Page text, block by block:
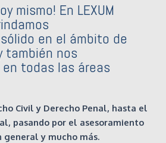
mismo! En LEXUM
en el ámbito de
también nos
todas las áreas
Civil y Derecho Penal, hasta el
pasando por el asesoramiento
general y mucho más.